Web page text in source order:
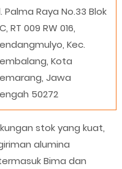
Palma Raya No.33 Blok
RT 009 RW 016,
Kec.
Kota
Jawa
50272
stok yang kuat,
alumina
Bima dan